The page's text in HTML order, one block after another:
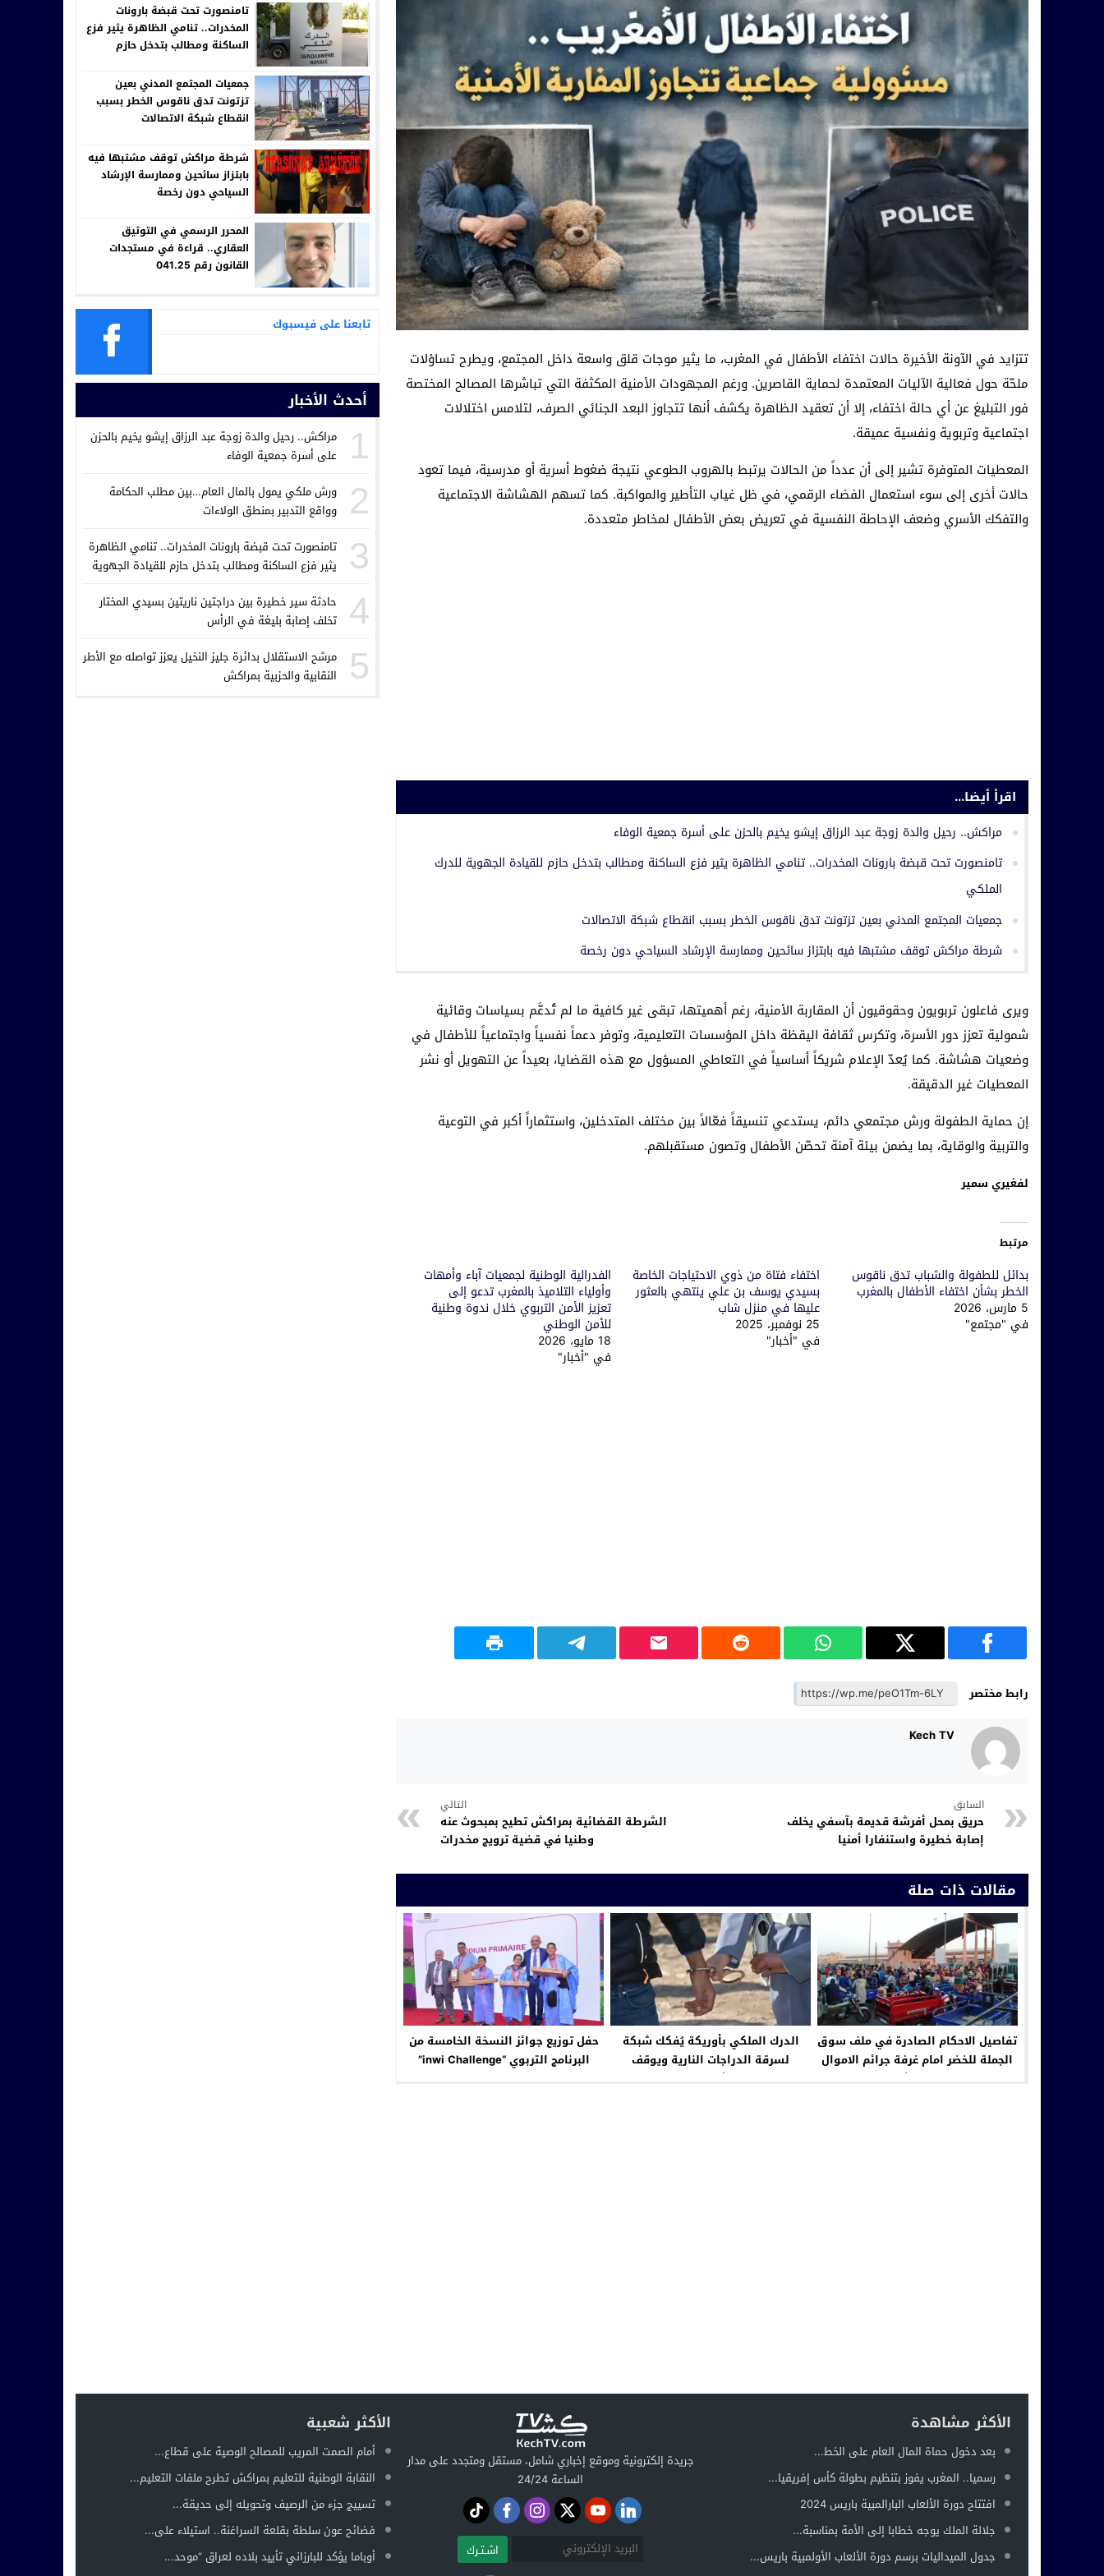
تتزايد في الآونة الأخيرة حالات اختفاء الأطفال في المغرب، ما يثير موجات قلق واسعة داخل المجتمع، ويطرح تساؤلات
ملحّة حول فعالية الآليات المعتمدة لحماية القاصرين. ورغم المجهودات الأمنية المكثفة التي تباشرها المصالح المختصة
فور التبليغ عن أي حالة اختفاء، إلا أن تعقيد الظاهرة يكشف أنها تتجاوز البعد الجنائي الصرف، لتلامس اختلالات
اجتماعية وتربوية ونفسية عميقة.
المعطيات المتوفرة تشير إلى أن عدداً من الحالات يرتبط بالهروب الطوعي نتيجة ضغوط أسرية أو مدرسية، فيما تعود
حالات أخرى إلى سوء استعمال الفضاء الرقمي، في ظل غياب التأطير والمواكبة. كما تسهم الهشاشة الاجتماعية
والتفكك الأسري وضعف الإحاطة النفسية في تعريض بعض الأطفال لمخاطر متعددة.
اقرأ أيضا...
مراكش.. رحيل والدة زوجة عبد الرزاق إيشو يخيم بالحزن على أسرة جمعية الوفاء
تامنصورت تحت قبضة بارونات المخدرات.. تنامي الظاهرة يثير فزع الساكنة ومطالب بتدخل حازم للقيادة الجهوية للدرك
الملكي
جمعيات المجتمع المدني بعين تزتونت تدق ناقوس الخطر بسبب انقطاع شبكة الاتصالات
شرطة مراكش توقف مشتبها فيه بابتزاز سائحين وممارسة الإرشاد السياحي دون رخصة
ويرى فاعلون تربويون وحقوقيون أن المقاربة الأمنية، رغم أهميتها، تبقى غير كافية ما لم تُدعَّم بسياسات وقائية
شمولية تعزز دور الأسرة، وتكرس ثقافة اليقظة داخل المؤسسات التعليمية، وتوفر دعماً نفسياً واجتماعياً للأطفال في
وضعيات هشاشة. كما يُعدّ الإعلام شريكاً أساسياً في التعاطي المسؤول مع هذه القضايا، بعيداً عن التهويل أو نشر
المعطيات غير الدقيقة.
إن حماية الطفولة ورش مجتمعي دائم، يستدعي تنسيقاً فعّالاً بين مختلف المتدخلين، واستثماراً أكبر في التوعية
والتربية والوقاية، بما يضمن بيئة آمنة تحصّن الأطفال وتصون مستقبلهم.
لفغيري سمير
مرتبط
بدائل للطفولة والشباب تدق ناقوس
الخطر بشأن اختفاء الأطفال بالمغرب
5 مارس، 2026
في "مجتمع"
اختفاء فتاة من ذوي الاحتياجات الخاصة
بسيدي يوسف بن علي ينتهي بالعثور
عليها في منزل شاب
25 نوفمبر، 2025
في "أخبار"
الفدرالية الوطنية لجمعيات آباء وأمهات
وأولياء التلاميذ بالمغرب تدعو إلى
تعزيز الأمن التربوي خلال ندوة وطنية
للأمن الوطني
18 مايو، 2026
في "أخبار"
رابط مختصر
Kech TV
السابق
حريق بمحل أفرشة قديمة بآسفي يخلف
إصابة خطيرة واستنفارا أمنيا
التالي
الشرطة القضائية بمراكش تطيح بمبحوث عنه
وطنيا في قضية ترويج مخدرات
مقالات ذات صلة
تفاصيل الاحكام الصادرة في ملف سوق
الجملة للخضر امام غرفة جرائم الاموال
بمراكش
الدرك الملكي بأوريكة يُفكك شبكة
لسرقة الدراجات النارية ويوقف
مشتبهين
حفل توزيع جوائز النسخة الخامسة من
البرنامج التربوي “inwi Challenge”
تامنصورت تحت قبضة بارونات
المخدرات.. تنامي الظاهرة يثير فزع
الساكنة ومطالب بتدخل حازم
جمعيات المجتمع المدني بعين
تزتونت تدق ناقوس الخطر بسبب
انقطاع شبكة الاتصالات
شرطة مراكش توقف مشتبها فيه
بابتزاز سائحين وممارسة الإرشاد
السياحي دون رخصة
المحرر الرسمي في التوثيق
العقاري.. قراءة في مستجدات
القانون رقم 041.25
تابعنا على فيسبوك
أحدث الأخبار
1
مراكش.. رحيل والدة زوجة عبد الرزاق إيشو يخيم بالحزن
على أسرة جمعية الوفاء
2
ورش ملكي يمول بالمال العام…بين مطلب الحكامة
وواقع التدبير بمنطق الولاءات
3
تامنصورت تحت قبضة بارونات المخدرات.. تنامي الظاهرة
يثير فزع الساكنة ومطالب بتدخل حازم للقيادة الجهوية
4
حادثة سير خطيرة بين دراجتين ناريتين بسيدي المختار
تخلف إصابة بليغة في الرأس
5
مرشح الاستقلال بدائرة جليز النخيل يعزز تواصله مع الأطر
النقابية والحزبية بمراكش
الأكثر مشاهدة
بعد دخول حماة المال العام على الخط...
رسميا.. المغرب يفوز بتنظيم بطولة كأس إفريقيا...
افتتاح دورة الألعاب البارالمبية باريس 2024
جلالة الملك يوجه خطابا إلى الأمة بمناسبة...
جدول الميداليات برسم دورة الألعاب الأولمبية باريس...
جريدة إلكترونية وموقع إخباري شامل، مستقل ومتجدد على مدار
الساعة 24/24
اشـتـرك
الأكثر شعبية
أمام الصمت المريب للمصالح الوصية على قطاع...
النقابة الوطنية للتعليم بمراكش تطرح ملفات التعليم...
تسييج جزء من الرصيف وتحويله إلى حديقة...
فضائح عون سلطة بقلعة السراغنة.. استيلاء على...
أوباما يؤكد للبارزاني تأييد بلاده لعراق “موحد...